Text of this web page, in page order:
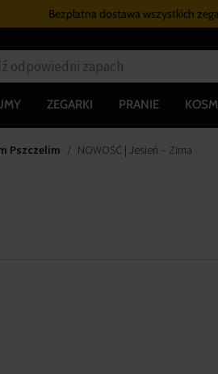
Bezpłatna dostawa wszystkich
ZEGARKI PRANIE
Pszczelim NOWOŚĆ | Jesień – Zima